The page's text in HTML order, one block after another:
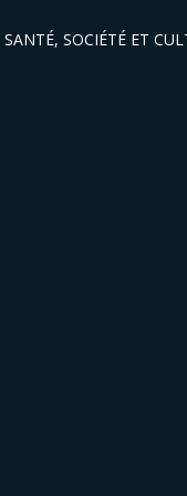
SANTÉ, SOCIÉTÉ ET